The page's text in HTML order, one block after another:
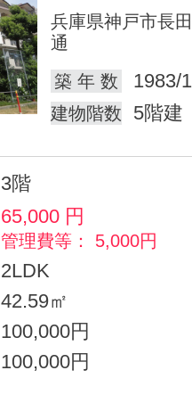
兵庫県神戸市長
通
築 年 数
1983/
建物階数 5階建
3階
65,000 円
管理費等： 5,000円
2LDK
42.59㎡
100,000円
100,000円